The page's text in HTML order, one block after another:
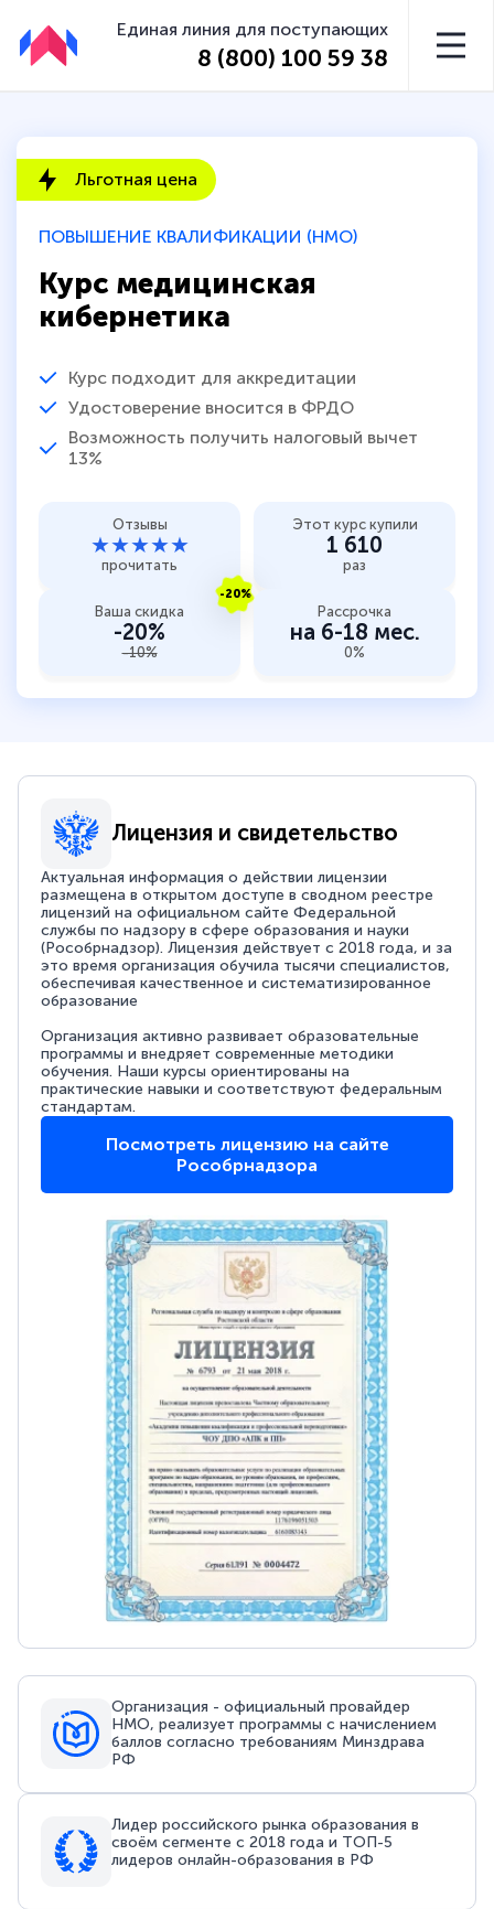
Единая линия для поступающих
8 (800) 100 59 38
ПОВЫШЕНИЕ КВАЛИФИКАЦИИ (НМО)
Курс медицинская
кибернетика
Курс подходит для аккредитации
Удостоверение вносится в ФРДО
Возможность получить налоговый вычет
13%
Льготная цена
Отзывы
★★★★★
прочитать
Этот курс купили
1 610
раз
-20%
Ваша скидка
-20%
-10%
Рассрочка
на 6-18 мес.
0%
Лицензия и свидетельство
Актуальная информация о действии лицензии
размещена в открытом доступе в сводном реестре
лицензий на официальном сайте Федеральной
службы по надзору в сфере образования и науки
(Рособрнадзор). Лицензия действует с 2018 года, и за
это время организация обучила тысячи специалистов,
обеспечивая качественное и систематизированное
образование
Организация активно развивает образовательные
программы и внедряет современные методики
обучения. Наши курсы ориентированы на
практические навыки и соответствуют федеральным
стандартам.
Посмотреть лицензию на сайте
Рособрнадзора
Организация - официальный провайдер
НМО, реализует программы с начислением
баллов согласно требованиям Минздрава
РФ
Лидер российского рынка образования в
своём сегменте с 2018 года и ТОП-5
лидеров онлайн-образования в РФ